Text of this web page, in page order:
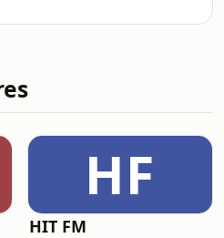
HF
HIT FM